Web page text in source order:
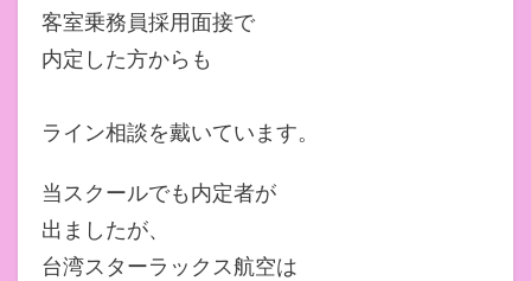
客室乗務員採用面接で
内定した方からも
ライン相談を戴いています。
当スクールでも内定者が
出ましたが、
台湾スターラックス航空は